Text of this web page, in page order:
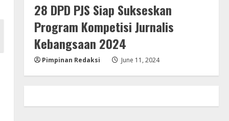
August 3, 2026
28 DPD PJS Siap Sukseskan
Program Kompetisi Jurnalis
Kebangsaan 2024
Pimpinan Redaksi June 11, 2024